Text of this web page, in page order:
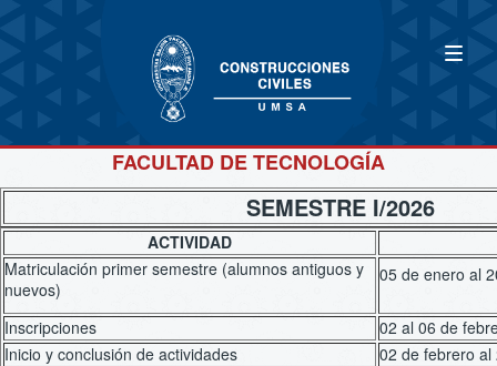
FACULTAD DE TECNOLOGÍA
SEMESTRE I/2026
ACTIVIDAD
Matriculación primer semestre (alumnos antiguos y
nuevos)
05 de enero
Inscripciones
02 al 06 de
Inicio y conclusión de actividades
02 de febrero